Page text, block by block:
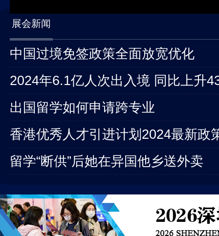
展会新闻
中国过境免签政策全面放宽优化
2024年6.1亿人次出入境 同比上升
出国留学如何申请跨专业
香港优秀人才引进计划2024最新政
留学“断供”后她在异国他乡送外卖